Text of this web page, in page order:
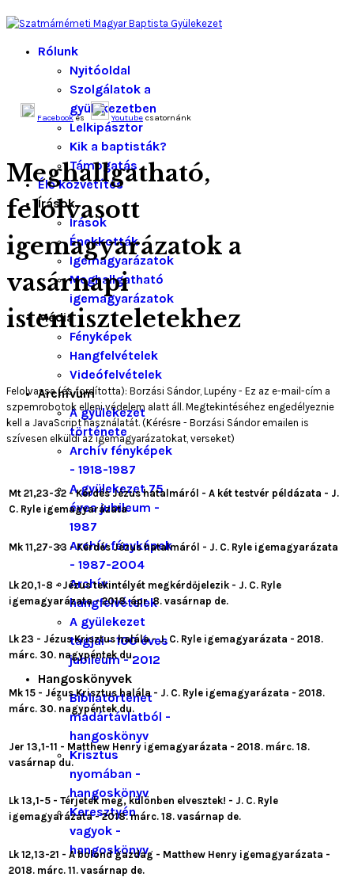
Rólunk
Nyitóoldal
Szolgálatok a
gyülekezetben
Lelkipásztor
Kik a baptisták?
Támogatás
Élő közvetítés
Írások
Írások
Énekkották
Igemagyarázatok
Meghallgatható
igemagyarázatok
Média
Fényképek
Hangfelvételek
Videófelvételek
Archívum
A gyülekezet
története
Archív fényképek
- 1918-1987
A gyülekezet 75
éves jubileum -
1987
Archív fényképek
- 1987-2004
Archív
hangfelvételek
A gyülekezet
tagjai - 100 éves
jubileum - 2012
Hangoskönyvek
Bibliatörténet
madártávlatból -
hangoskönyv
Krisztus
nyomában -
hangoskönyv
Keresztyén
vagyok -
hangoskönyv
Facebookés Youtube csatornánk
Meghallgatható,
felolvasott
igemagyarázatok a
vasárnapi
istentiszteletekhez
Felolvassa (és fordította): Borzási Sándor, Lupény - Ez az e-mail-cím a
szpemrobotok elleni védelem alatt áll. Megtekintéséhez engedélyeznie
kell a JavaScript használatát. (Kérésre - Borzási Sándor emailen is
szívesen elküldi az igemagyarázatokat, verseket)
Mt 21,23-32 - Kérdés Jézus hatalmáról - A két testvér példázata - J.
C. Ryle igemagyarázata
Mk 11,27-33 - Kérdés Jézus hatalmáról - J. C. Ryle igemagyarázata
Lk 20,1-8 - Jézus tekintélyét megkérdőjelezik - J. C. Ryle
igemagyarázata - 2018. ápr. 8. vasárnap de.
Lk 23 - Jézus Krisztus halála - J. C. Ryle igemagyarázata - 2018.
márc. 30. nagypéntek du.
Mk 15 - Jézus Krisztus halála - J. C. Ryle igemagyarázata - 2018.
márc. 30. nagypéntek du.
Jer 13,1-11 - Matthew Henry igemagyarázata - 2018. márc. 18.
vasárnap du.
Lk 13,1-5 - Térjetek meg, különben elvesztek! - J. C. Ryle
igemagyarázata - 2018. márc. 18. vasárnap de.
Lk 12,13-21 - A bolond gazdag - Matthew Henry igemagyarázata -
2018. márc. 11. vasárnap de.